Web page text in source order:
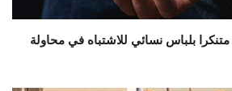
بلباس نسائي للاشتباه في محاولة